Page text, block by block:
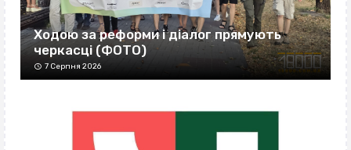
Ходою за реформи і діалог прямують
черкасці (ФОТО)
7 Серпня 2026